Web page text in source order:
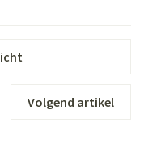
Volgend artikel